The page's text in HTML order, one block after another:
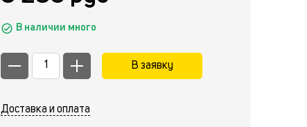
В наличии много
В заявку
Доставка и оплата